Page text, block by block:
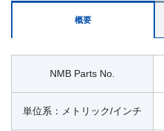
概要
NMB Parts No.
単位系：メトリック/インチ